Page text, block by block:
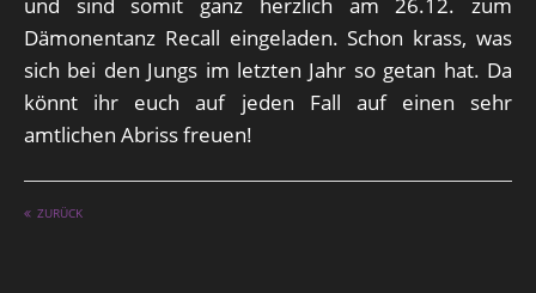
Dämonentanz Recall eingeladen. Schon krass, was
sich bei den Jungs im letzten Jahr so getan hat. Da
könnt ihr euch auf jeden Fall auf einen sehr
amtlichen Abriss freuen!
ZURÜCK